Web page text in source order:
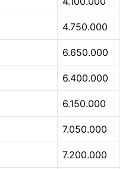
4.750.000
6.650.000
6.400.000
6.150.000
7.050.000
7.200.000